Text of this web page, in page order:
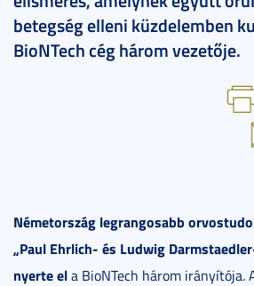
betegség elleni küzdelemben
BioNTech cég három vezetője.
Németország legrangosabb
„Paul Ehrlich- és Ludwig
nyerte ela BioNTech három irányítója.